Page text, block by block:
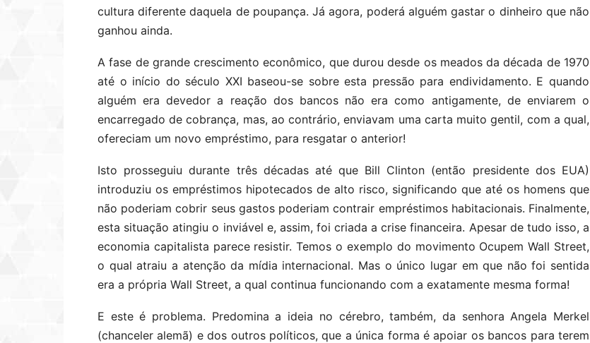
cultura diferente daquela de poupança. Já agora, poderá alguém gastar o dinheiro que não
ganhou ainda.
A fase de grande crescimento econômico, que durou desde os meados da década de 1970
até o início do século XXI baseou-se sobre esta pressão para endividamento. E quando
alguém era devedor a reação dos bancos não era como antigamente, de enviarem o
encarregado de cobrança, mas, ao contrário, enviavam uma carta muito gentil, com a qual,
ofereciam um novo empréstimo, para resgatar o anterior!
Isto prosseguiu durante três décadas até que Bill Clinton (então presidente dos EUA)
introduziu os empréstimos hipotecados de alto risco, significando que até os homens que
não poderiam cobrir seus gastos poderiam contrair empréstimos habitacionais. Finalmente,
esta situação atingiu o inviável e, assim, foi criada a crise financeira. Apesar de tudo isso, a
economia capitalista parece resistir. Temos o exemplo do movimento Ocupem Wall Street,
o qual atraiu a atenção da mídia internacional. Mas o único lugar em que não foi sentida
era a própria Wall Street, a qual continua funcionando com a exatamente mesma forma!
E este é problema. Predomina a ideia no cérebro, também, da senhora Angela Merkel
(chanceler alemã) e dos outros políticos, que a única forma é apoiar os bancos para terem